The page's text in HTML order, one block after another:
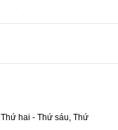
Thứ hai - Thứ sáu, Thứ